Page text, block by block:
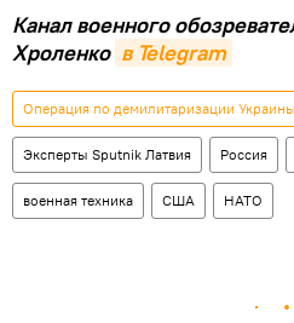
Канал военного
Хроленко в Telegram
Операция по демилитаризации Украины
Эксперты Sputnik Латвия Россия
военная техника США НАТО